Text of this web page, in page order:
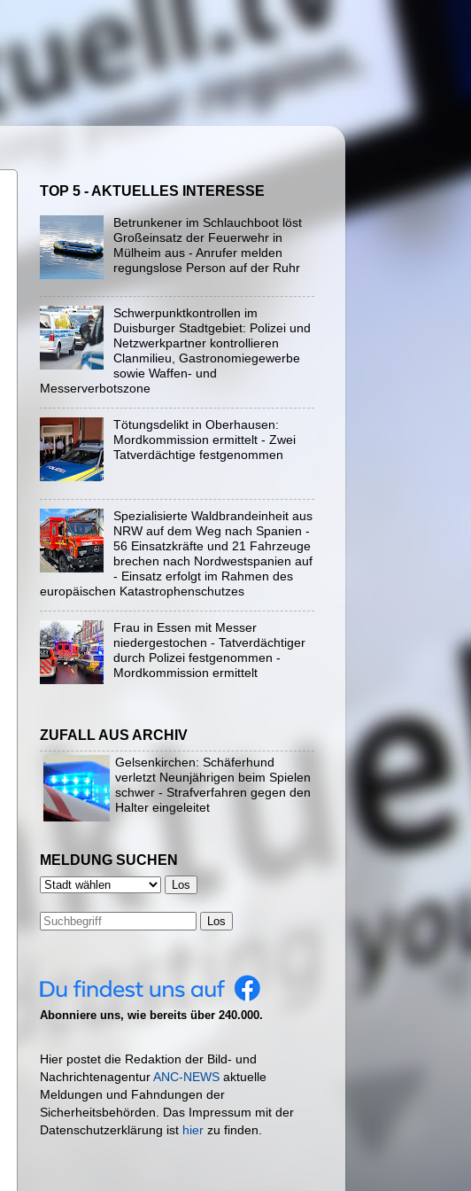
TOP 5 - AKTUELLES INTERESSE
Betrunkener im Schlauchboot löst
Großeinsatz der Feuerwehr in
Mülheim aus - Anrufer melden
regungslose Person auf der Ruhr
Schwerpunktkontrollen im
Duisburger Stadtgebiet: Polizei und
Netzwerkpartner kontrollieren
Clanmilieu, Gastronomiegewerbe
sowie Waffen- und
Messerverbotszone
Tötungsdelikt in Oberhausen:
Mordkommission ermittelt - Zwei
Tatverdächtige festgenommen
Spezialisierte Waldbrandeinheit aus
NRW auf dem Weg nach Spanien -
56 Einsatzkräfte und 21 Fahrzeuge
brechen nach Nordwestspanien auf
- Einsatz erfolgt im Rahmen des
europäischen Katastrophenschutzes
Frau in Essen mit Messer
niedergestochen - Tatverdächtiger
durch Polizei festgenommen -
Mordkommission ermittelt
ZUFALL AUS ARCHIV
Gelsenkirchen: Schäferhund
verletzt Neunjährigen beim Spielen
schwer - Strafverfahren gegen den
Halter eingeleitet
MELDUNG SUCHEN
Los
Abonniere uns, wie bereits über 240.000.
Hier postet die Redaktion der Bild- und
NachrichtenagenturANC-NEWS aktuelle
Meldungen und Fahndungen der
Sicherheitsbehörden. Das Impressum mit der
Datenschutzerklärung ist hier zu finden.